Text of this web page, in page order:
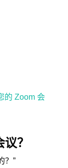
的 Zoom 会
？
？”